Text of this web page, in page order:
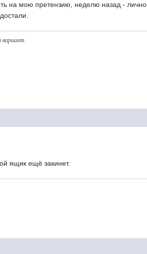
на мою претензию, неделю назад - лично
вариант.
ящик ещё закинет.